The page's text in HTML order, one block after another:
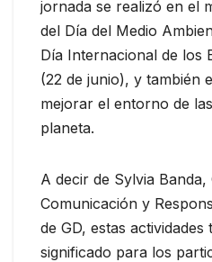
jornada se realizó en el
del Día del Medio
Día Internacional de los
(22 de junio), y también
mejorar el entorno de
planeta.
A decir de Sylvia Banda,
Comunicación y
de GD, estas
significado para los